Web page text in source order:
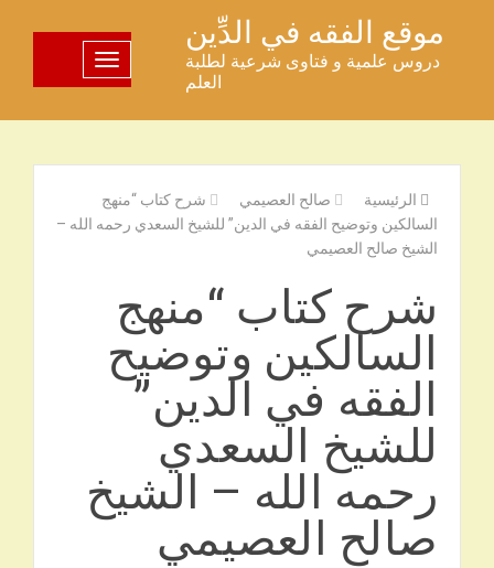
المحتوى
موقع الفقه في الدِّين
دروس علمية و فتاوى شرعية لطلبة
العلم
تبديل اللوحة
الرئيسية صالح العصيمي
شرح كتاب “منهج
السالكين وتوضيح الفقه في الدين” للشيخ السعدي رحمه الله –
الشيخ صالح العصيمي
شرح كتاب “منهج
السالكين وتوضيح
الفقه في الدين”
للشيخ السعدي
رحمه الله – الشيخ
صالح العصيمي